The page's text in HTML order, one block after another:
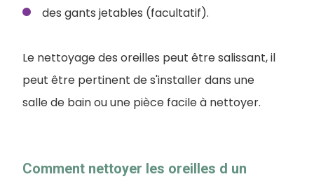
des gants jetables (facultatif).
Le nettoyage des oreilles peut être salissant, il
peut être pertinent de s'installer dans une
salle de bain ou une pièce facile à nettoyer.
Comment nettoyer les oreilles d un